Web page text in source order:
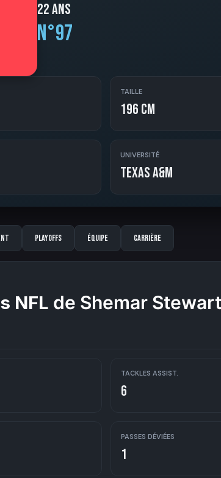
22 ans
N°97
TAILLE
196 cm
UNIVERSITÉ
Texas A&M
Playoffs Équipe Carrière
NFL de Shemar
TACKLES ASSIST.
6
PASSES DÉVIÉES
1